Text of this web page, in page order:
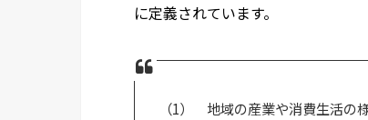
に定義されています。
（1） 地域の産業や消費生活の